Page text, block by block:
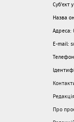
Суб'єкт
Назва
Адреса:
E-mail:
Редакція
Про